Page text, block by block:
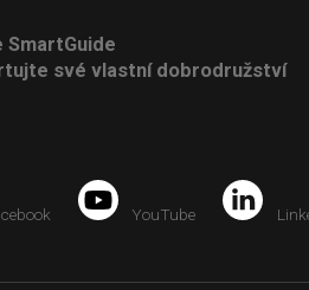
SmartGuide
své vlastní dobrodružství
YouTube